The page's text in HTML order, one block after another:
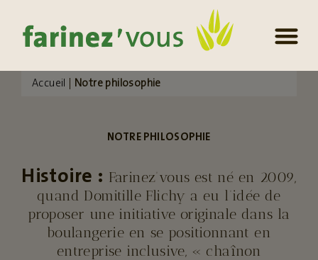
Accueil Notre philosophie
NOTRE PHILOSOPHIE
Histoire : Farinez’vous est né en 2009,
quand Domitille Flichy a eu l’idée de
proposer une initiative originale dans la
boulangerie en se positionnant en
entreprise inclusive, « chaînon